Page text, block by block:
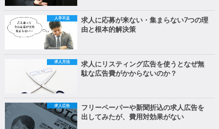
人手不足
求人に応募が来ない・集まらない7つの理
由と根本的解決策
求人方法
求人にリスティング広告を使うとなぜ無
駄な広告費がかからないのか？
求人広告
フリーペーパーや新聞折込の求人広告を
出してみたが、費用対効果がない